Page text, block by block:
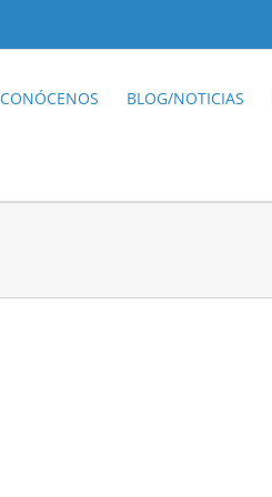
CONÓCENOS BLOG/NOTICIAS